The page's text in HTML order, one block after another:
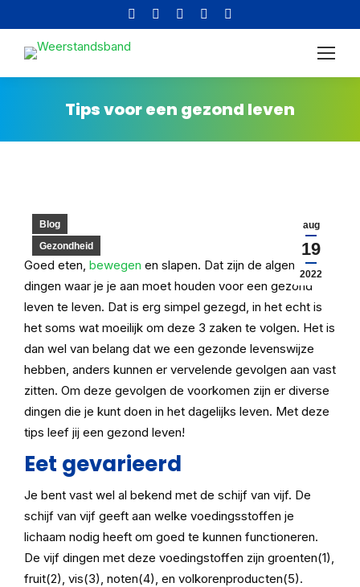
Facebook
page
in
window
Instagram
page
in
window
YouTube
page
in
window
page
in
window
page
in
window
Tips voor een gezond leven
aug
19
2022
Blog
Gezondheid
Goed eten, bewegen en slapen. Dat zijn de algemene
dingen waar je je aan moet houden voor een gezond
leven te leven. Dat is erg simpel gezegd, in het echt is
het soms wat moeilijk om deze 3 zaken te volgen. Het is
dan wel van belang dat we een gezonde levenswijze
hebben, anders kunnen er vervelende gevolgen aan vast
zitten. Om deze gevolgen de voorkomen zijn er diverse
dingen die je kunt doen in het dagelijks leven. Met deze
tips leef jij een gezond leven!
Eet gevarieerd
Je bent vast wel al bekend met de schijf van vijf. De
schijf van vijf geeft aan welke voedingsstoffen je
lichaam nodig heeft om goed te kunnen functioneren.
De vijf dingen met deze voedingstoffen zijn groenten(1),
fruit(2), vis(3), noten(4), en volkorenproducten(5).